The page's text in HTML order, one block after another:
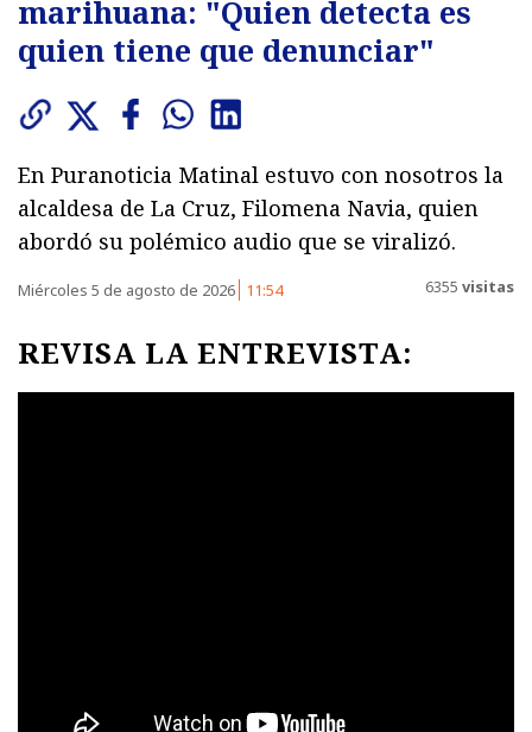
marihuana: "Quien detecta es
quien tiene que denunciar"
En Puranoticia Matinal estuvo con nosotros la
alcaldesa de La Cruz, Filomena Navia, quien
abordó su polémico audio que se viralizó.
Miércoles 5 de agosto de 2026 11:54 6355 visitas
REVISA LA ENTREVISTA: